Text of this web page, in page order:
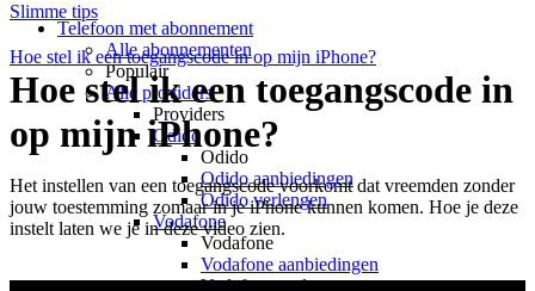
Telefoon met abonnement
Alle abonnementen
Populair
Alle providers
Providers
Odido
Odido
Odido aanbiedingen
Odido verlengen
Vodafone
Vodafone
Vodafone aanbiedingen
Vodafone verlengen
Slimme tips
Hoe stel ik een toegangscode in op mijn iPhone?
Hoe stel ik een toegangscode in
op mijn iPhone?
Het instellen van een toegangscode voorkomt dat vreemden zonder
jouw toestemming zomaar in je iPhone kunnen komen. Hoe je deze
instelt laten we je in deze video zien.